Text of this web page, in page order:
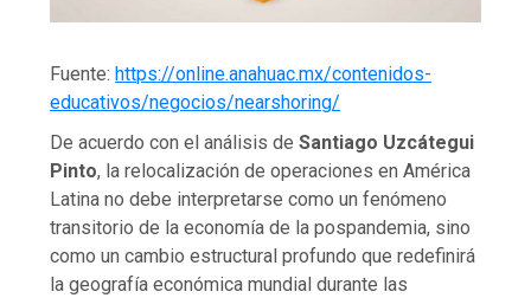
Fuente: https://online.anahuac.mx/contenidos-
educativos/negocios/nearshoring/
De acuerdo con el análisis deSantiago Uzcátegui
Pinto, la relocalización de operaciones en América
Latina no debe interpretarse como un fenómeno
transitorio de la economía de la pospandemia, sino
como un cambio estructural profundo que redefinirá
la geografía económica mundial durante las